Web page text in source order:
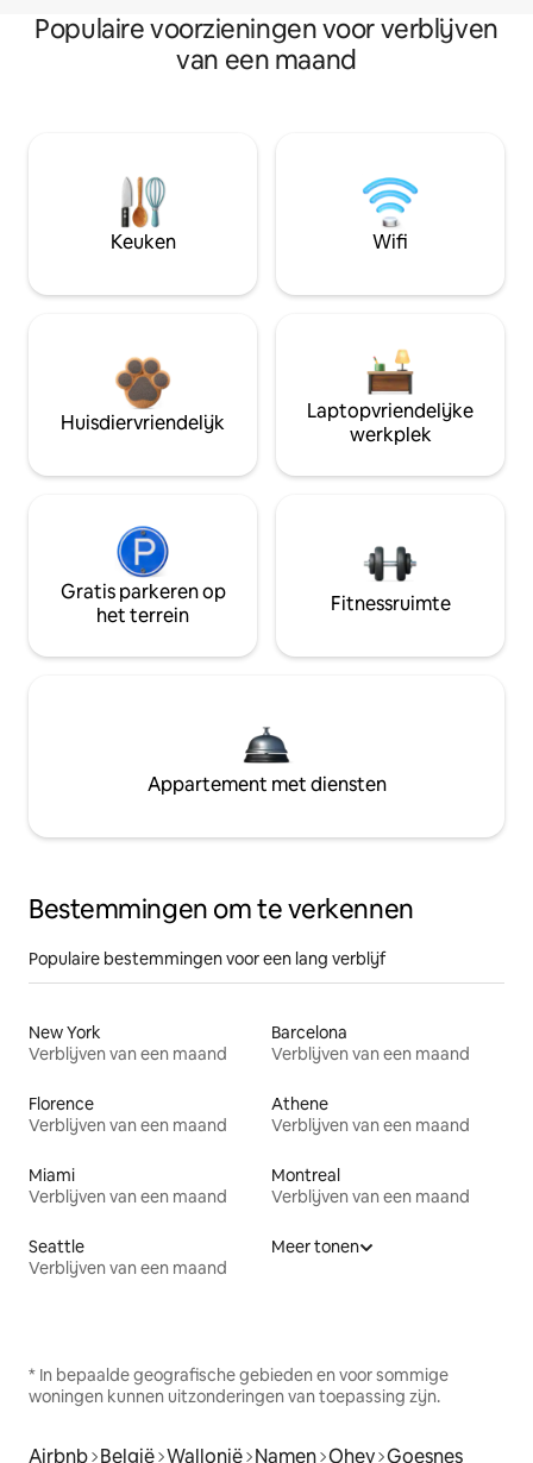
Populaire voorzieningen voor verblijven
van een maand
Keuken Wifi
Huisdiervriendelijk
Laptopvriendelijke
werkplek
Gratis parkeren op
het terrein
Fitnessruimte
Appartement met diensten
Bestemmingen om te verkennen
Populaire bestemmingen voor een lang verblijf
New York
Verblijven van een maand
Barcelona
Verblijven van een maand
Florence
Verblijven van een maand
Athene
Verblijven van een maand
Miami
Verblijven van een maand
Montreal
Verblijven van een maand
Seattle
Verblijven van een maand
Meer tonen
* In bepaalde geografische gebieden en voor sommige
woningen kunnen uitzonderingen van toepassing zijn.
Airbnb België Wallonië Namen Ohey Goesnes